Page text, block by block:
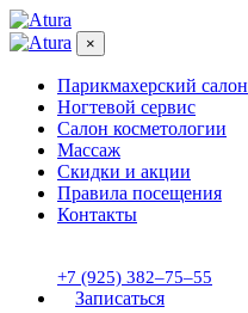
×
Парикмахерский салон
Ногтевой сервис
Салон косметологии
Массаж
Скидки и акции
Правила посещения
Контакты
+7 (925) 382‒75‒55
Записаться